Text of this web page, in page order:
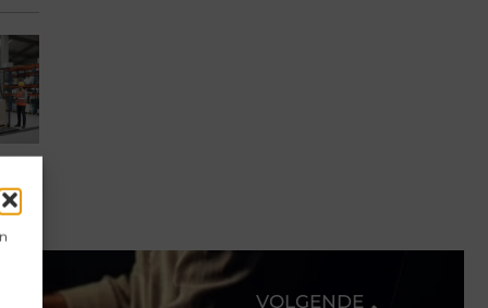
VOLGENDE